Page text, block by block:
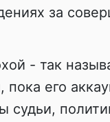
за
- так
его
судьи,